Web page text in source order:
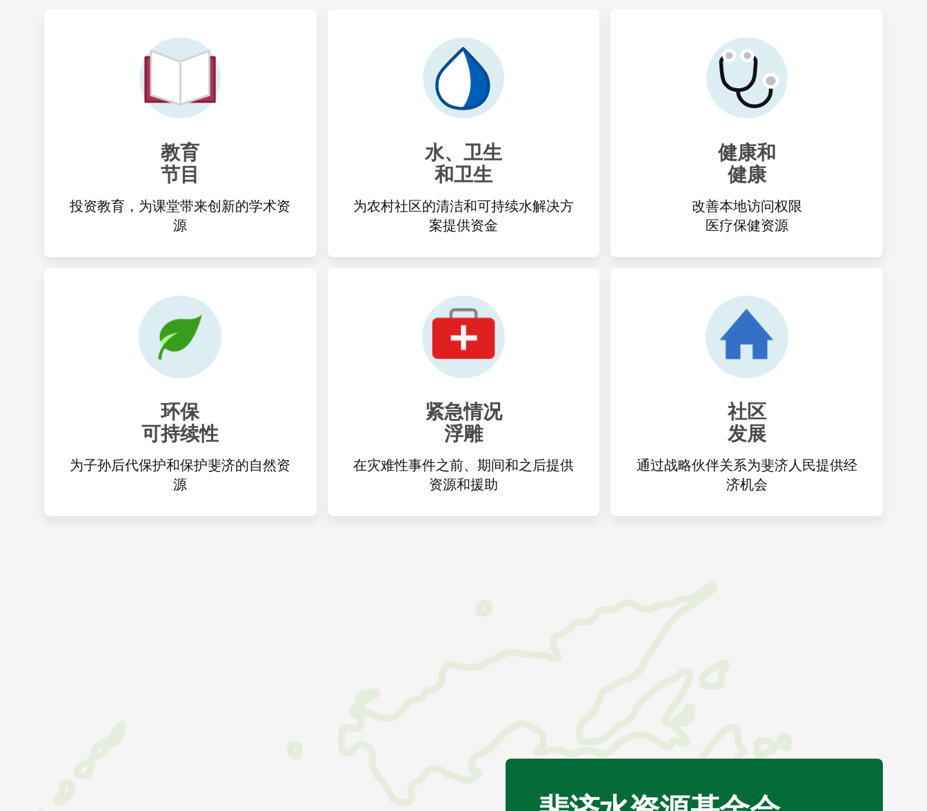
教育
节目
投资教育，为课堂带来创新的学术资
源
水、卫生
和卫生
为农村社区的清洁和可持续水解决方
案提供资金
健康和
健康
改善本地访问权限
医疗保健资源
环保
可持续性
为子孙后代保护和保护斐济的自然资
源
紧急情况
浮雕
在灾难性事件之前、期间和之后提供
资源和援助
社区
发展
通过战略伙伴关系为斐济人民提供经
济机会